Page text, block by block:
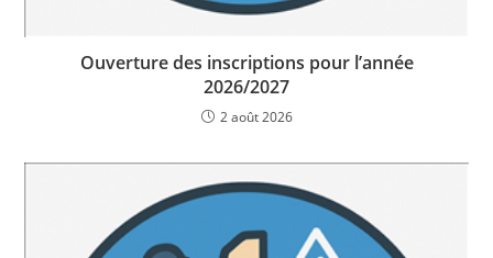
Ouverture des inscriptions pour l’année
2026/2027
2 août 2026